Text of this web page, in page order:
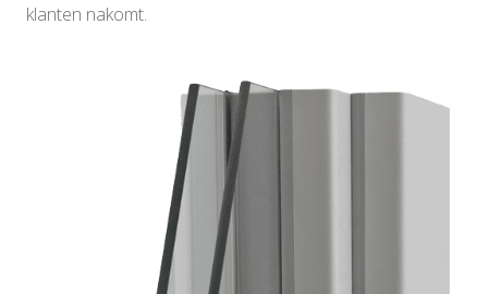
klanten nakomt.